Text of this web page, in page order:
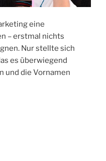
eine
– erstmal nichts
Nur stellte sich
es überwiegend
und die Vornamen